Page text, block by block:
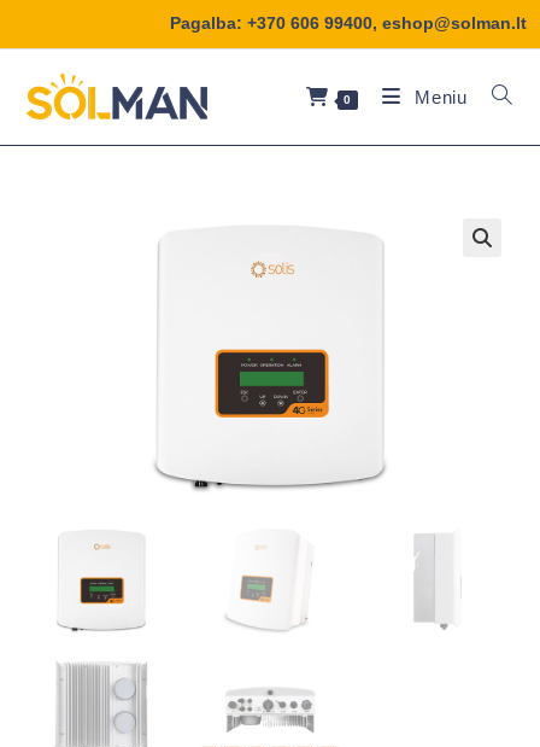
Pagalba: +370 606 99400, eshop@solman.lt
0 Meniu